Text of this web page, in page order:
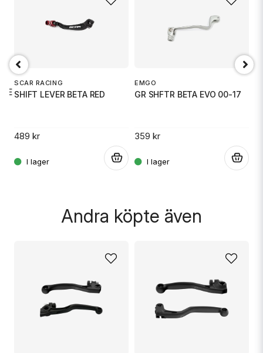
Ja, ni får publicera min fråga
Skicka fråga
SCAR RACING
SHIFT LEVER BETA RED
489 kr
EMGO
GR SHFTR BETA EVO 00-17
359 kr
Andra köpte även